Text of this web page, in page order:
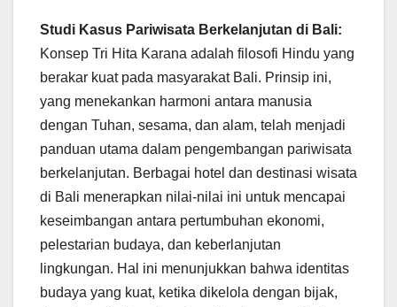
Studi Kasus Pariwisata Berkelanjutan di Bali:
Konsep Tri Hita Karana adalah filosofi Hindu yang
berakar kuat pada masyarakat Bali. Prinsip ini,
yang menekankan harmoni antara manusia
dengan Tuhan, sesama, dan alam, telah menjadi
panduan utama dalam pengembangan pariwisata
berkelanjutan. Berbagai hotel dan destinasi wisata
di Bali menerapkan nilai-nilai ini untuk mencapai
keseimbangan antara pertumbuhan ekonomi,
pelestarian budaya, dan keberlanjutan
lingkungan. Hal ini menunjukkan bahwa identitas
budaya yang kuat, ketika dikelola dengan bijak,